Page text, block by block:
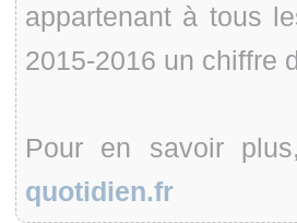
appartenant à tous
2015-2016 un chiffre
Pour en savoir
quotidien.fr